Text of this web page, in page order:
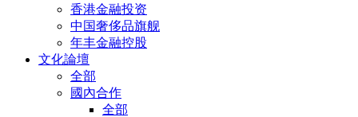
香港金融投资
中国奢侈品旗舰
年丰金融控股
文化論壇
全部
國內合作
全部